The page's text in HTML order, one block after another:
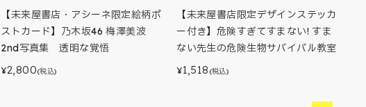
【未来屋書店・アシーネ限定絵柄ポ
ストカード】乃木坂46 梅澤美波
2nd写真集 透明な覚悟
¥2,800(税込)
【未来屋書店限定デザインステッカ
ー付き】危険すぎてすまない! すま
ない先生の危険生物サバイバル教室
¥1,518 (税込)